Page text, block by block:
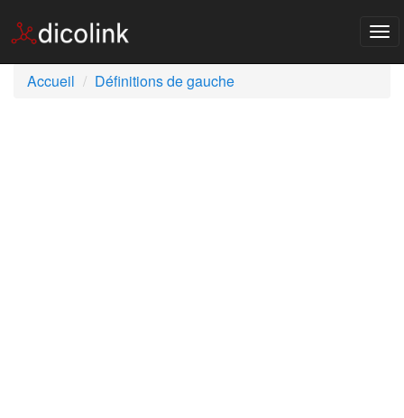
Accueil
Définitions de gauche